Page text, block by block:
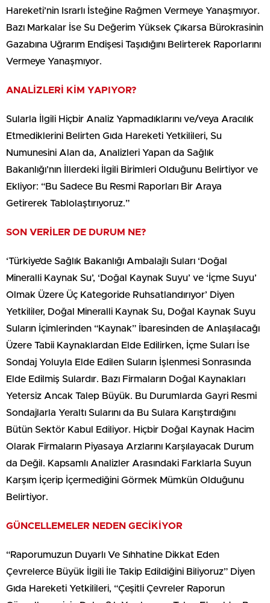
Hareketi’nin Israrlı İsteğine Rağmen Vermeye Yanaşmıyor.
Bazı Markalar İse Su Değerim Yüksek Çıkarsa Bürokrasinin
Gazabına Uğrarım Endişesi Taşıdığını Belirterek Raporlarını
Vermeye Yanaşmıyor.
ANALİZLERİ KİM YAPIYOR?
Sularla İlgili Hiçbir Analiz Yapmadıklarını ve/veya Aracılık
Etmediklerini Belirten Gıda Hareketi Yetkilileri, Su
Numunesini Alan da, Analizleri Yapan da Sağlık
Bakanlığı’nın İllerdeki İlgili Birimleri Olduğunu Belirtiyor ve
Ekliyor: “Bu Sadece Bu Resmi Raporları Bir Araya
Getirerek Tablolaştırıyoruz.”
SON VERİLER DE DURUM NE?
‘Türkiye’de Sağlık Bakanlığı Ambalajlı Suları ‘Doğal
Mineralli Kaynak Su’, ‘Doğal Kaynak Suyu’ ve ‘İçme Suyu’
Olmak Üzere Üç Kategoride Ruhsatlandırıyor’ Diyen
Yetkililer, Doğal Mineralli Kaynak Su, Doğal Kaynak Suyu
Suların İçimlerinden “Kaynak” İbaresinden de Anlaşılacağı
Üzere Tabii Kaynaklardan Elde Edilirken, İçme Suları İse
Sondaj Yoluyla Elde Edilen Suların İşlenmesi Sonrasında
Elde Edilmiş Sulardır. Bazı Firmaların Doğal Kaynakları
Yetersiz Ancak Talep Büyük. Bu Durumlarda Gayri Resmi
Sondajlarla Yeraltı Sularını da Bu Sulara Karıştırdığını
Bütün Sektör Kabul Ediliyor. Hiçbir Doğal Kaynak Hacim
Olarak Firmaların Piyasaya Arzlarını Karşılayacak Durum
da Değil. Kapsamlı Analizler Arasındaki Farklarla Suyun
Karşım İçerip İçermediğini Görmek Mümkün Olduğunu
Belirtiyor.
GÜNCELLEMELER NEDEN GECİKİYOR
“Raporumuzun Duyarlı Ve Sıhhatine Dikkat Eden
Çevrelerce Büyük İlgili İle Takip Edildiğini Biliyoruz” Diyen
Gıda Hareketi Yetkilileri, “Çeşitli Çevreler Raporun